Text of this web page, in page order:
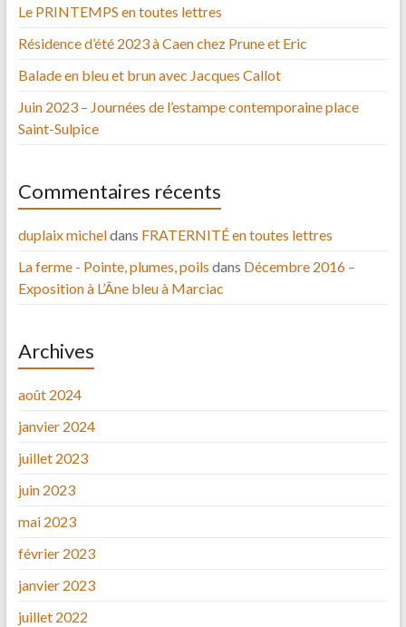
Le PRINTEMPS en toutes lettres
Résidence d’été 2023 à Caen chez Prune et Eric
Balade en bleu et brun avec Jacques Callot
Juin 2023 – Journées de l’estampe contemporaine place
Saint-Sulpice
Commentaires récents
duplaix micheldans FRATERNITÉ en toutes lettres
La ferme - Pointe, plumes, poils dans Décembre 2016 –
Exposition à L’Âne bleu à Marciac
Archives
août 2024
janvier 2024
juillet 2023
juin 2023
mai 2023
février 2023
janvier 2023
juillet 2022